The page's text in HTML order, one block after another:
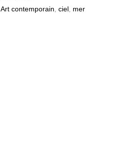
Art contemporain ciel mer